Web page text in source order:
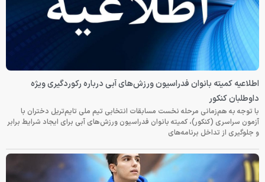
اطلاعیه کمیته بانوان فدراسیون ورزش‌های آبی درباره رکوردگیری ویژه
داوطلبان کنکور
با توجه به هم‌زمانی مرحله نخست مسابقات انتخابی تیم ملی تایم‌تریل دختران با
آزمون سراسری (کنکور)، کمیته بانوان فدراسیون ورزش‌های آبی برای ایجاد شرایط برابر
و جلوگیری از تداخل برنامه‌های